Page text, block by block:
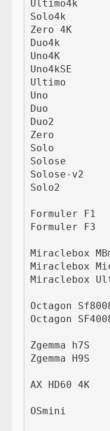
Ultimo4k
Solo4k
Zero 4K
Duo4k
Uno4K
Uno4kSE
Ultimo
Uno
Duo
Duo2
Zero
Solo
Solose
Solose-v2
Solo2
Formuler
Formuler
Miraclebox
Miraclebox
Miraclebox
Octagon
Octagon
Zgemma
Zgemma
AX HD60
OSmini